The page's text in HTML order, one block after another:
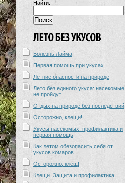
Найти:
Болезнь Лайма
Первая помощь при укусах
Летние опасности на природе
Лето без единого укуса: насекомые
не пройдут
Отдых на природе без последствий
Осторожно, клещи!
Укусы насекомых: профилактика и
первая помощь
Как летом обезопасить себя от
укусов комаров
Осторожно, клещ!
Клещи. Защита и профилактика